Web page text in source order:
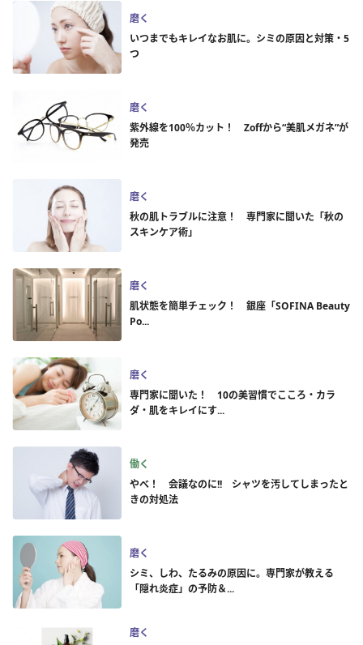
磨く
いつまでもキレイなお肌に。シミの原因と対策・5
つ
磨く
紫外線を100％カット！ Zoffから“美肌メガネ”が
発売
磨く
秋の肌トラブルに注意！ 専門家に聞いた「秋の
スキンケア術」
磨く
肌状態を簡単チェック！ 銀座「SOFINA Beauty
Po...
磨く
専門家に聞いた！ 10の美習慣でこころ・カラ
ダ・肌をキレイにす...
働く
やべ！ 会議なのに!! シャツを汚してしまったと
きの対処法
磨く
シミ、しわ、たるみの原因に。専門家が教える
「隠れ炎症」の予防＆...
磨く